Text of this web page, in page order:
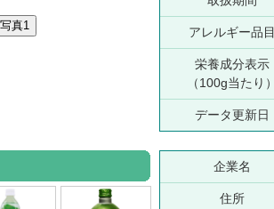
アレルギー品目
栄養成分表示
（100g当たり）
データ更新日
企業名
住所